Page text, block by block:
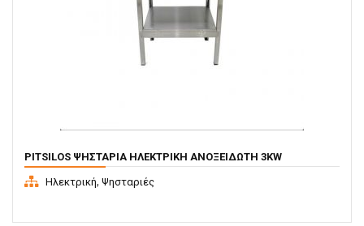
PITSILOS ΨΗΣΤΑΡΙΑ ΗΛΕΚΤΡΙΚΗ ΑΝΟΞΕΙΔΩΤΗ 3KW
Ηλεκτρική, Ψησταριές